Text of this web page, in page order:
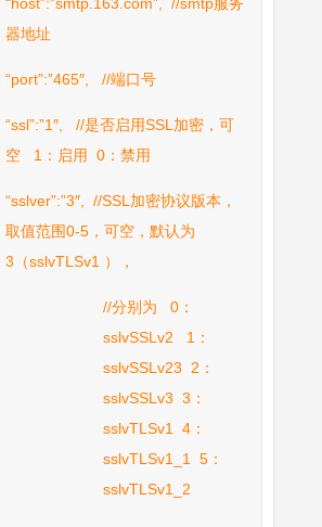
器地址
“port”:”465″, //端口号
“ssl”:”1″, //是否启用SSL加密，可
空 1：启用 0：禁用
“sslver”:”3″, //SSL加密协议版本，
取值范围0-5，可空，默认为
3（sslvTLSv1 ），
//分别为 0：
sslvSSLv2 1：
sslvSSLv23 2：
sslvSSLv3 3：
sslvTLSv1 4：
sslvTLSv1_1 5：
sslvTLSv1_2